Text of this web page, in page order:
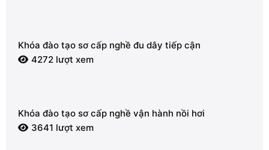
Khóa đào tạo sơ cấp nghề đu dây tiếp cận
4272 lượt xem
Khóa đào tạo sơ cấp nghề vận hành nồi hơi
3641 lượt xem